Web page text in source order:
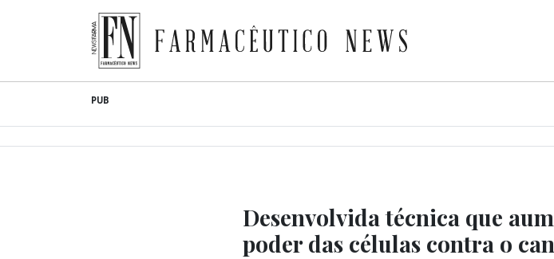
content
Farmacêutico News
PUB
Desenvolvida técnica que
poder das células contra o